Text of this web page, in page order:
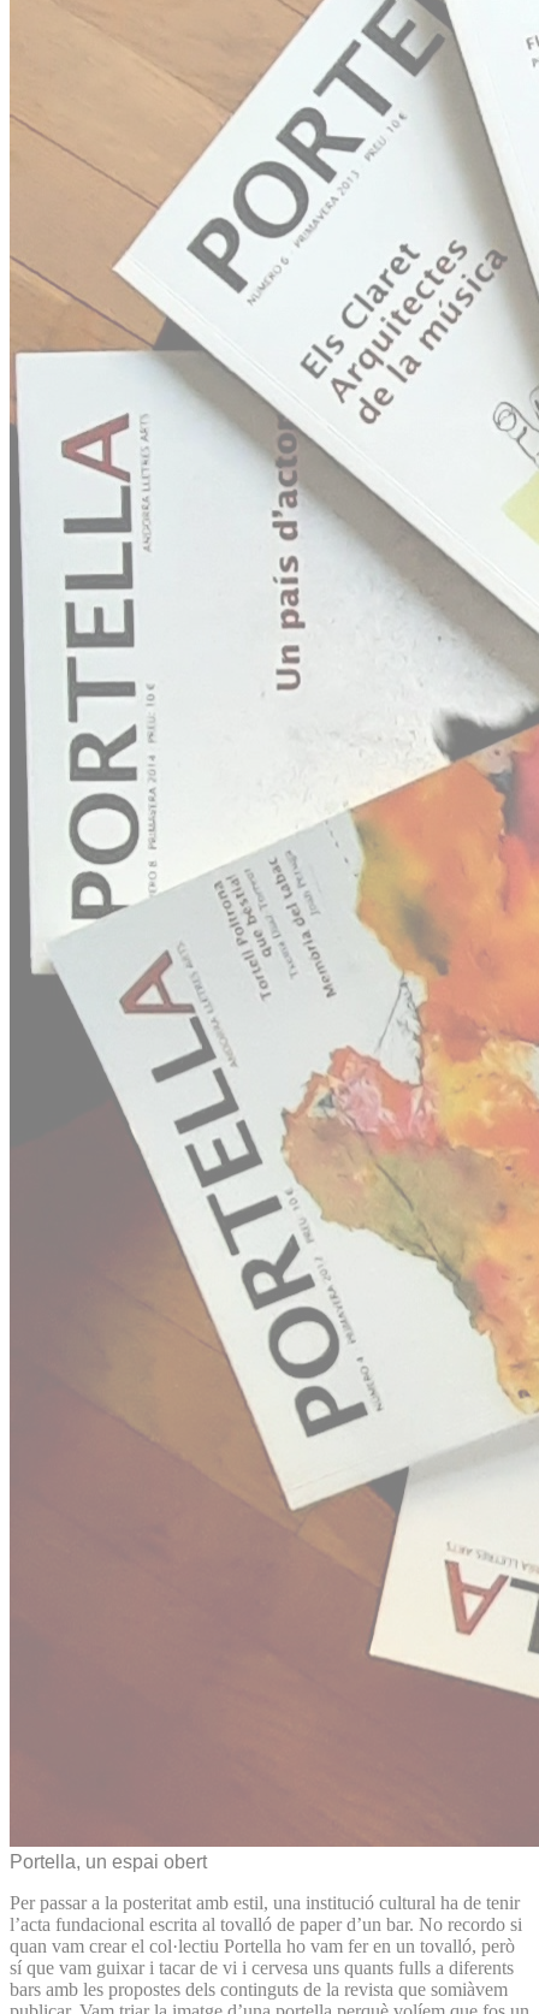
Portella, un espai obert
Per passar a la posteritat amb estil, una institució cultural ha de tenir
l’acta fundacional escrita al tovalló de paper d’un bar. No recordo si
quan vam crear el col·lectiu Portella ho vam fer en un tovalló, però
sí que vam guixar i tacar de vi i cervesa uns quants fulls a diferents
bars amb les propostes dels continguts de la revista que somiàvem